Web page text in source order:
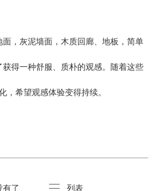
，灰泥墙面，木质回廊、地板，简单
获得一种舒服、质朴的观感。随着这些
，希望观感体验变得持续。
有了 列表